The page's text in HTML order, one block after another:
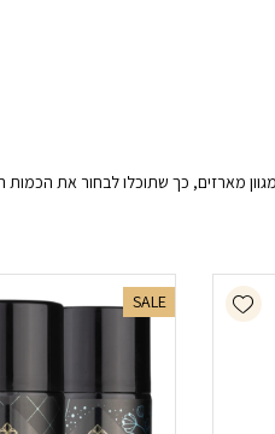
מארזים, כך שתוכלו לבחור את
Add wishlist
SALE